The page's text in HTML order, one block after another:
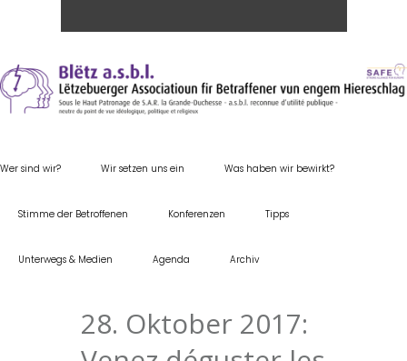
Wer sind wir? Wir setzen uns ein Was haben wir bewirkt?
Stimme der Betroffenen Konferenzen Tipps
Unterwegs & Medien Agenda Archiv
28. Oktober 2017: